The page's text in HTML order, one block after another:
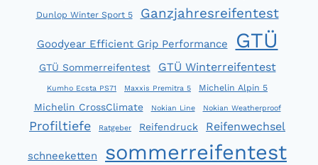
Dunlop Winter Sport 5
Ganzjahresreifentest
Goodyear Efficient Grip Performance GTÜ
GTÜ Sommerreifentest GTÜ Winterreifentest
Kumho Ecsta PS71 Maxxis Premitra 5 Michelin Alpin 5
Michelin CrossClimate Nokian Line Nokian Weatherproof
Profiltiefe Ratgeber Reifendruck Reifenwechsel
schneeketten sommerreifentest